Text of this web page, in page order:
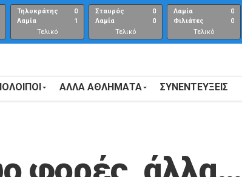
Τηλυκράτης
Λαμία
0
1
Τελικό
αποτέλεσμα
Σταυρός
Λαμία
0
0
Τελικό
αποτέλεσμα
Λαμία
Φιλιάτες
0
0
Τελικό
Αποτέλεσμα
ΑΛΛΑ ΑΘΛΗΜΑΤΑ ΣΥΝΕΝΤΕΎΞΕΙΣ